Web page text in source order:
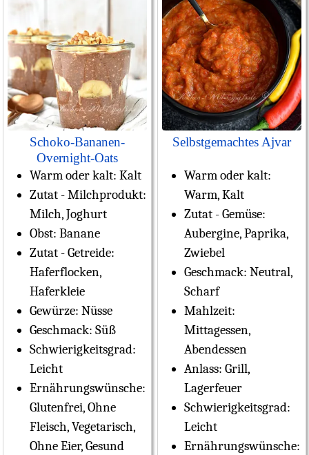
Schoko-Bananen-
Overnight-Oats
Warm oder kalt: Kalt
Zutat - Milchprodukt:
Milch, Joghurt
Obst: Banane
Zutat - Getreide:
Haferflocken,
Haferkleie
Gewürze: Nüsse
Geschmack: Süß
Schwierigkeitsgrad:
Leicht
Ernährungswünsche:
Glutenfrei, Ohne
Fleisch, Vegetarisch,
Ohne Eier, Gesund
Selbstgemachtes Ajvar
Warm oder kalt:
Warm, Kalt
Zutat - Gemüse:
Aubergine, Paprika,
Zwiebel
Geschmack: Neutral,
Scharf
Mahlzeit:
Mittagessen,
Abendessen
Anlass: Grill,
Lagerfeuer
Schwierigkeitsgrad:
Leicht
Ernährungswünsche: